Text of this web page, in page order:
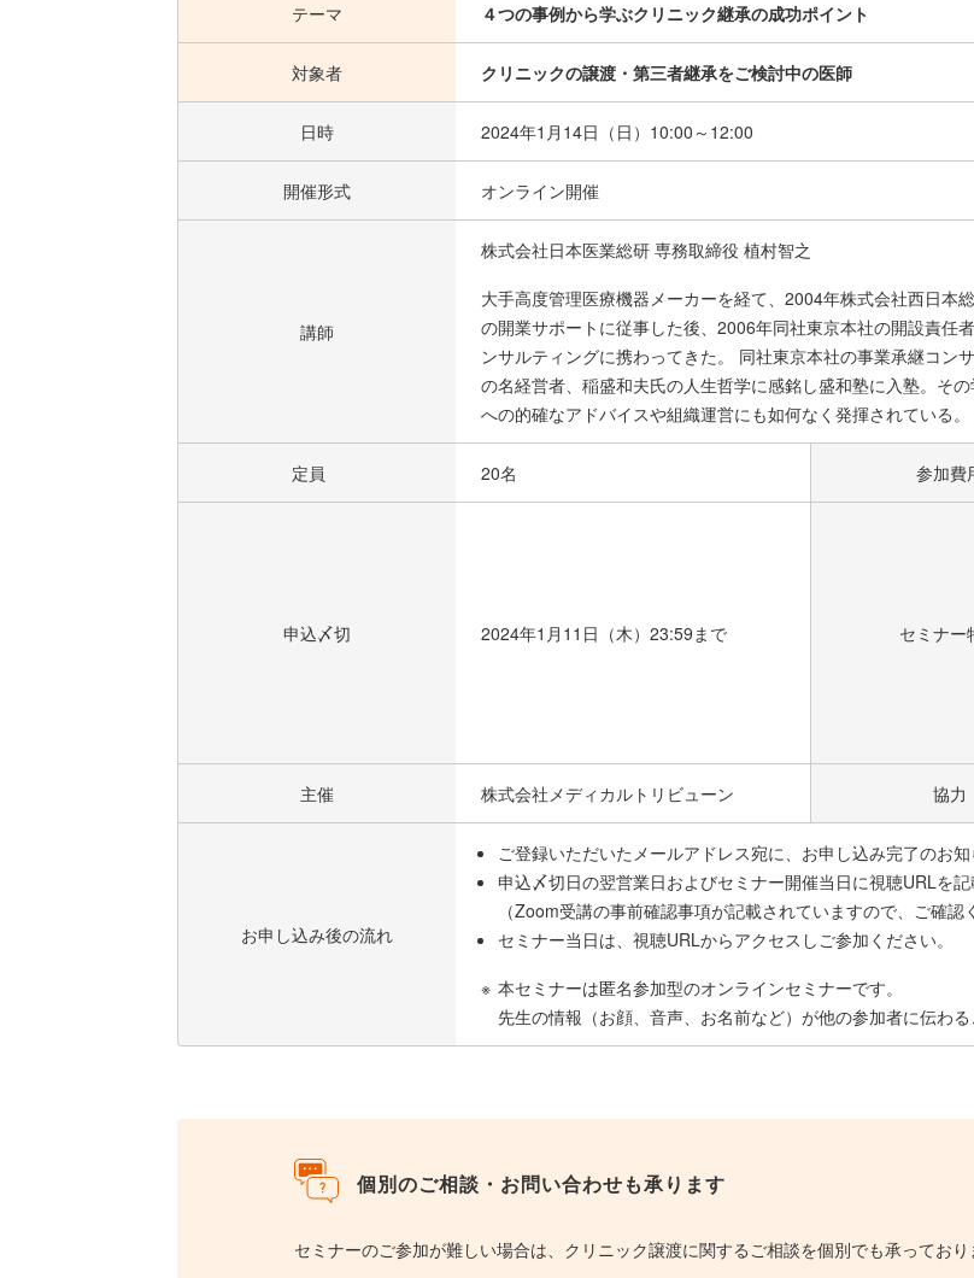
テーマ ４つの事例から学ぶクリニック継承の成功ポイント
対象者 クリニックの譲渡・第三者継承をご検討中の医師
日時 2024年1月14日（日） 10:00～12:00
開催形式 オンライン開催
講師
株式会社日本医業総研 専務取締役 植村智之
大手高度管理医療機器メーカーを経て、2004年株式会社西日本
の開業サポートに従事した後、2006年同社東京本社の開設責任
ンサルティングに携わってきた。 同社東京本社の事業承継コ
の名経営者、稲盛和夫氏の人生哲学に感銘し盛和塾に入塾。そ
への的確なアドバイスや組織運営にも如何なく発揮されている。
定員 20名 参加費
申込〆切 2024年1月11日（木）23:59まで セミナー
主催 株式会社メディカルトリビューン 協力
お申し込み後の流れ
ご登録いただいたメールアドレス宛に、お申し込み完了のお知
申込〆切日の翌営業日およびセミナー開催当日に視聴URLを記
（Zoom受講の事前確認事項が記載されていますので、ご確認
セミナー当日は、視聴URLからアクセスしご参加ください。
本セミナーは匿名参加型のオンラインセミナーです。
先生の情報（お顔、音声、お名前など）が他の参加者に伝わ
個別のご相談・お問い合わせも承ります
セミナーのご参加が難しい場合は、クリニック譲渡に関するご相談を個別でも承っており